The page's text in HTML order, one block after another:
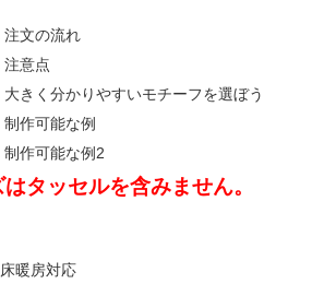
タッセルを含みません。